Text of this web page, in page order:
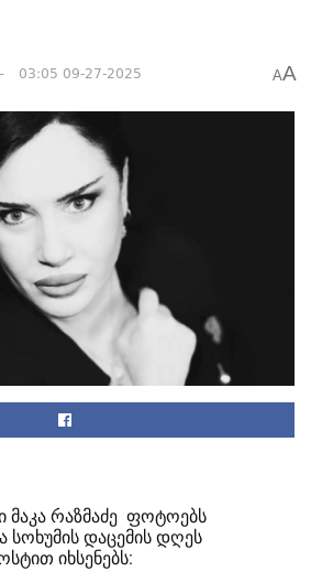
03:05 09-27-2025 AA
მაკა რაზმაძე ფოტოებს
სოხუმის დაცემის დღეს
იხსენებს: